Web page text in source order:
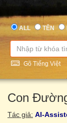
ALL TÊN
Gõ Tiếng Việt
Con
Tác giả: AI-